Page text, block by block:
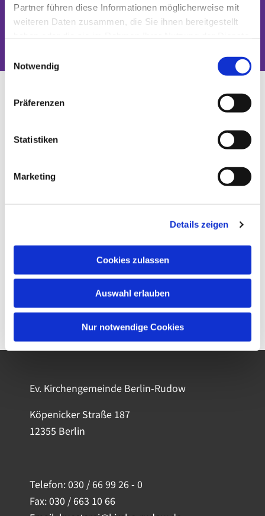
Partner führen diese Informationen möglicherweise mit
weiteren Daten zusammen, die Sie ihnen bereitgestellt
Notwendig
Präferenzen
Statistiken
Marketing
Details zeigen
Cookies zulassen
Auswahl erlauben
Nur notwendige Cookies
Dies könnte Sie auch interessieren
Ev. Kirchengemeinde Berlin-Rudow
Köpenicker Straße 187
12355 Berlin
Telefon:030 / 66 99 26 - 0
Fax: 030 / 663 10 66